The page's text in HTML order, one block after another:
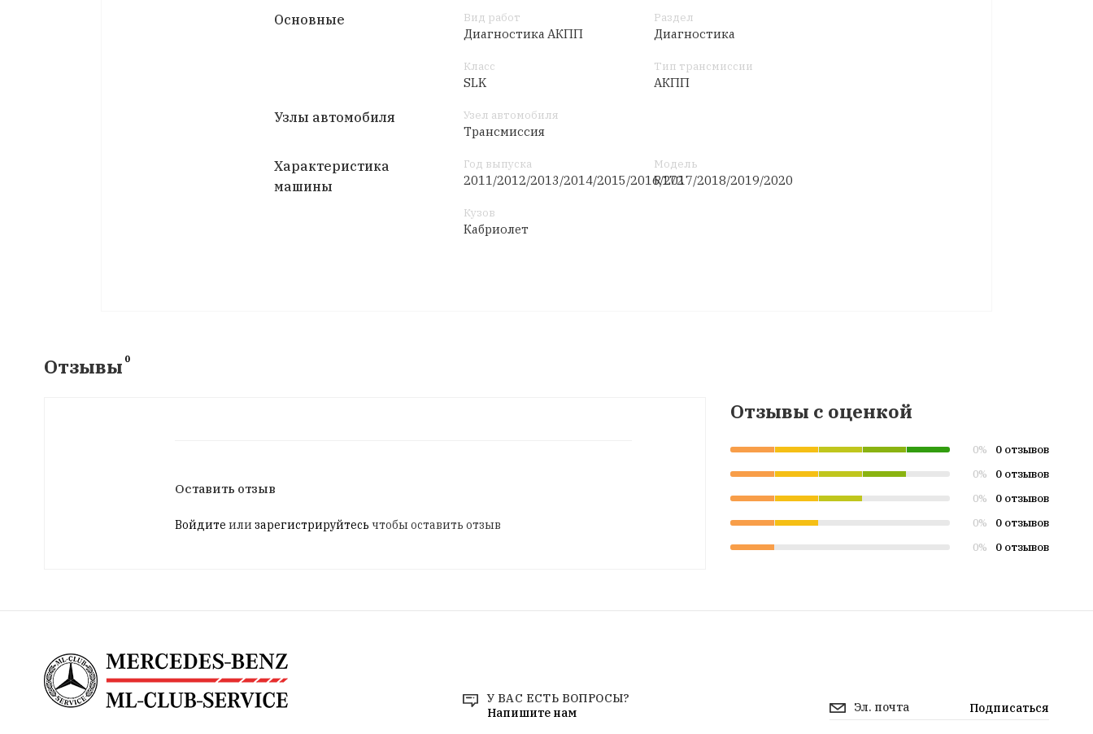
Основные Вид работ
Диагностика АКПП
Класс
SLK
Раздел
Диагностика
Тип трансмиссии
АКПП
Узлы автомобиля Узел автомобиля
Трансмиссия
Характеристика
машины
Год выпуска
2011/2012/2013/2014/2015/2016/2017/2018/2019/2020
Кузов
Кабриолет
Модель
R172
Отзывы 0
Оставить отзыв
Войдите или зарегистрируйтесь чтобы оставить отзыв
Отзывы с оценкой
0% 0 отзывов
0% 0 отзывов
0% 0 отзывов
0% 0 отзывов
0% 0 отзывов
У ВАС ЕСТЬ ВОПРОСЫ?
Напишите нам
Подписаться